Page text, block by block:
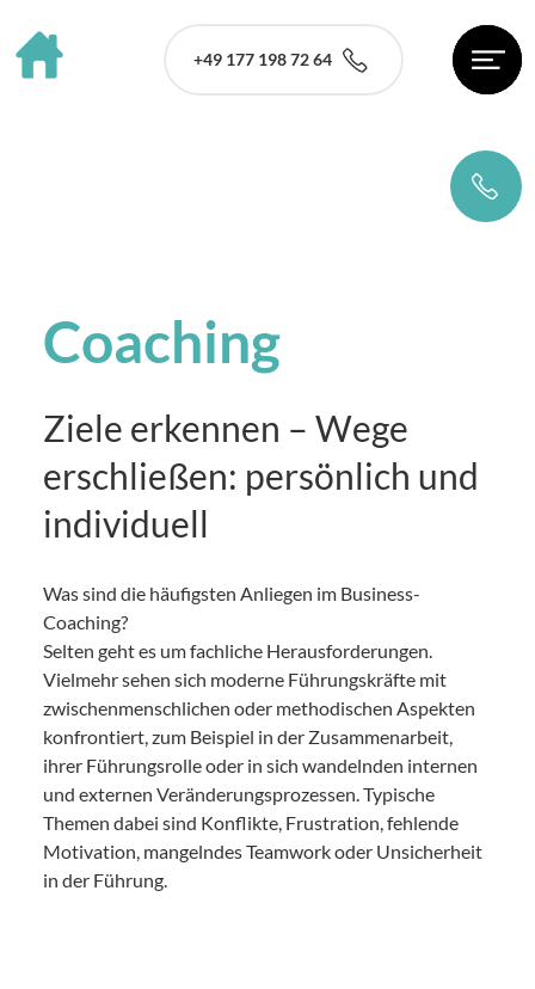
+49 177 198 72 64
Coaching
Ziele erkennen – Wege
erschließen: persönlich und
individuell
Was sind die häufigsten Anliegen im Business-
Coaching?
Selten geht es um fachliche Herausforderungen.
Vielmehr sehen sich moderne Führungskräfte mit
zwischenmenschlichen oder methodischen Aspekten
konfrontiert, zum Beispiel in der Zusammenarbeit,
ihrer Führungsrolle oder in sich wandelnden internen
und externen Veränderungsprozessen. Typische
Themen dabei sind Konflikte, Frustration, fehlende
Motivation, mangelndes Teamwork oder Unsicherheit
in der Führung.